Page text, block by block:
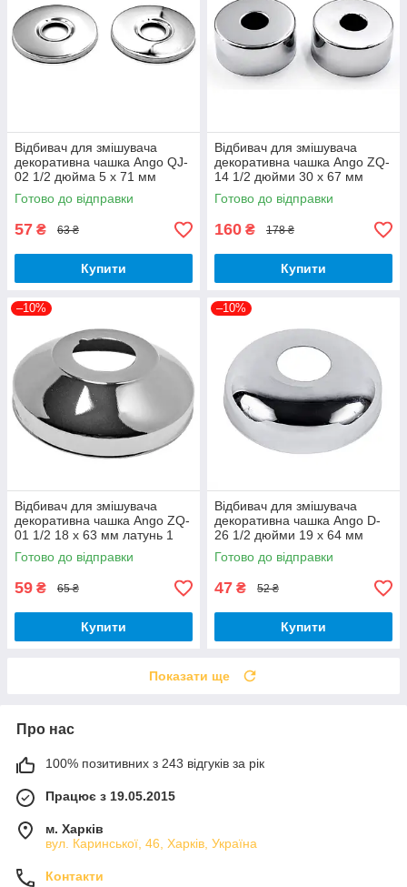
Відбивач для змішувача
декоративна чашка Ango QJ-
02 1/2 дюйма 5 х 71 мм
нержавіюча сталь
Готово до відправки
57 ₴ 63 ₴
Купити
Відбивач для змішувача
декоративна чашка Ango ZQ-
14 1/2 дюйми 30 х 67 мм
нержавіюча сталь
Готово до відправки
160 ₴ 178 ₴
Купити
–10%
Відбивач для змішувача
декоративна чашка Ango ZQ-
01 1/2 18 х 63 мм латунь 1
штука
Готово до відправки
59 ₴ 65 ₴
Купити
–10%
Відбивач для змішувача
декоративна чашка Ango D-
26 1/2 дюйми 19 х 64 мм
латунь 1 штука
Готово до відправки
47 ₴ 52 ₴
Купити
Показати ще
Про нас
100% позитивних з 243 відгуків за рік
Працює з 19.05.2015
м. Харків
вул. Каринської, 46, Харків, Україна
Контакти